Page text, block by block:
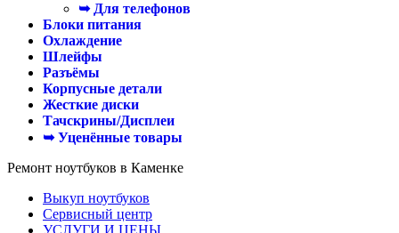
➥ Для телефонов
Блоки питания
Охлаждение
Шлейфы
Разъёмы
Корпусные детали
Жесткие диски
Тачскрины/Дисплеи
➥ Уценённые товары
Ремонт ноутбуков в Каменке
Выкуп ноутбуков
Сервисный центр
УСЛУГИ И ЦЕНЫ